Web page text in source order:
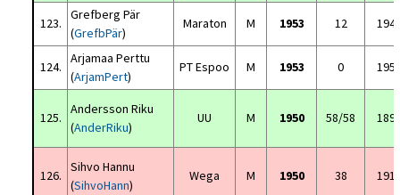
123.
Grefberg Pär
(GrefbPär)
Maraton M 1953 12
124.
Arjamaa Perttu
(ArjamPert)
PT Espoo M 1953 0
125.
Andersson Riku
(AnderRiku)
UU M 1950 58/58
126.
Sihvo Hannu
(SihvoHann)
Wega M 1950 38